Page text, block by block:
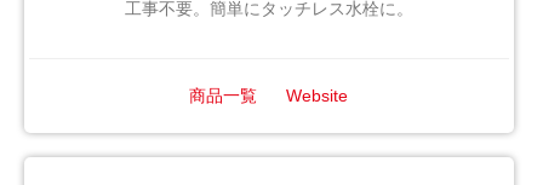
工事不要。簡単にタッチレス水栓に。
商品一覧 Website